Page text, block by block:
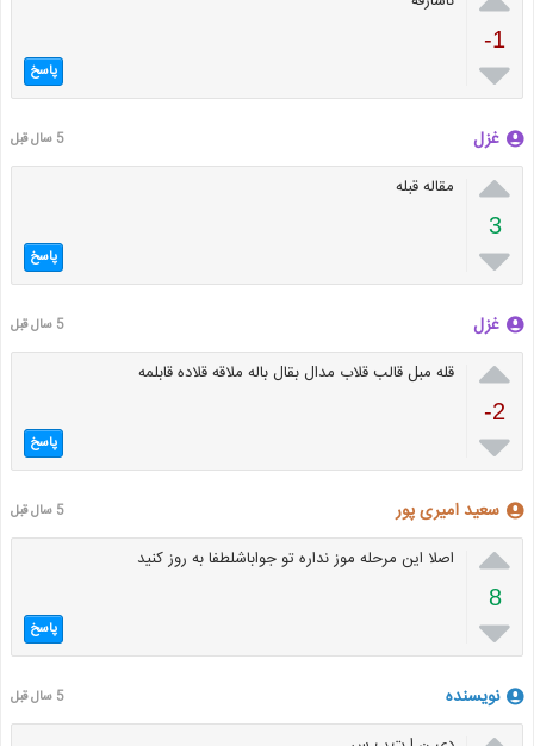
-1
 پاسخ
غزل 5 سال قبل

3

مقاله قبله
پاسخ
غزل 5 سال قبل

-2

قله مبل قالب قلاب مدال بقال باله ملاقه قلاده قابلمه
پاسخ
سعید امیری پور 5 سال قبل

8

اصلا این مرحله موز نداره تو جواباشلطفا به روز کنید
پاسخ
نویسنده 5 سال قبل